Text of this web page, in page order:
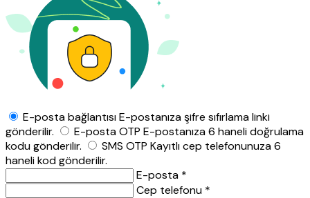
E-posta bağlantısıE-postanıza şifre sıfırlama linki
gönderilir.
E-posta OTP E-postanıza 6 haneli doğrulama
kodu gönderilir.
SMS OTP Kayıtlı cep telefonunuza 6
haneli kod gönderilir.
E-posta *
Cep telefonu *